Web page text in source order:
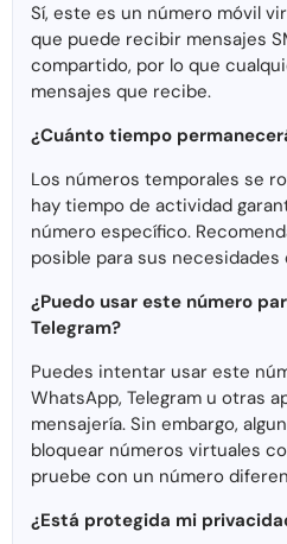
Sí, este es un número móvil
que puede recibir mensajes
compartido, por lo que
mensajes que recibe.
¿Cuánto tiempo
Los números temporales se
hay tiempo de actividad
número específico.
posible para sus
¿Puedo usar este número
Telegram?
Puedes intentar usar este
WhatsApp, Telegram u otras
mensajería. Sin embargo,
bloquear números virtuales
pruebe con un número
¿Está protegida mi